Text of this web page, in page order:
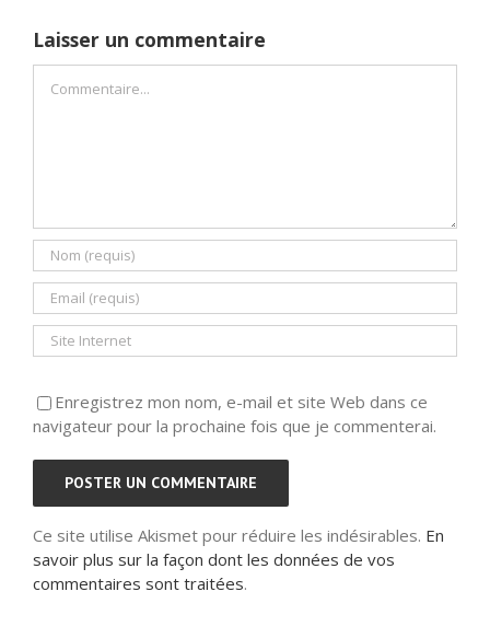
Laisser un commentaire
Enregistrez mon nom, e-mail et site Web dans ce
navigateur pour la prochaine fois que je commenterai.
Ce site utilise Akismet pour réduire les indésirables. En
savoir plus sur la façon dont les données de vos
commentaires sont traitées.